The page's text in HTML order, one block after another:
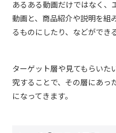
あるある動画だけではなく、
動画と、商品紹介や説明を組
るものにしたり、などができ
ターゲット層や見てもらいた
究することで、その層にあっ
になってきます。